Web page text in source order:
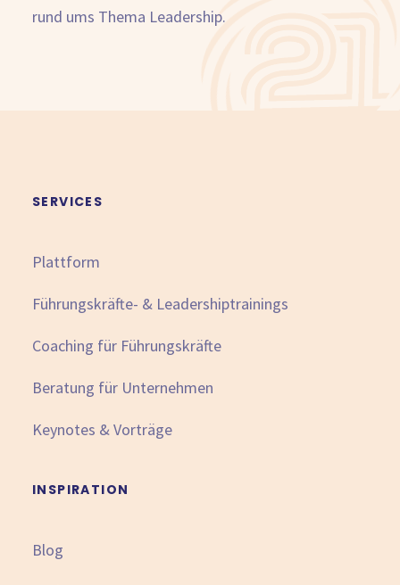
rund ums Thema Leadership.
SERVICES
Plattform
Führungskräfte- & Leadershiptrainings
Coaching für Führungskräfte
Beratung für Unternehmen
Keynotes & Vorträge
INSPIRATION
Blog